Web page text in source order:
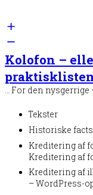
Kolofon –
… For den
Tekster
Historiske facts
Kreditering af
Kreditering af
Kreditering af
– WordPress-